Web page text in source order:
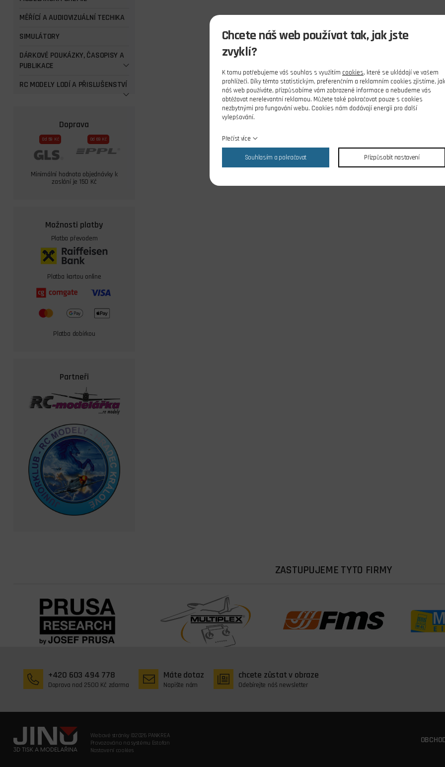
MĚŘÍCÍ A AUDIOVIZUÁLNÍ TECHIKA
SIMULÁTORY
DÁRKOVÉ POUKÁZKY, ČASOPISY A
PUBLIKACE
RC MODELY LODÍ A PŘISLUŠENSTVÍ
Doprava
Od 59 Kč Od 69 Kč
Minimální hodnota objednávky k
zaslání je 150 Kč
Možnosti platby
Platba převodem
Platba kartou online
Platba dobírkou
Partneři
ZASTUPUJEME TYTO FIRMY
+420 603 494 778
Doprava nad 2500 Kč zdarma
Máte dotaz
Napište nám
chcete zůstat v obraze
Odebírejte náš newsletter
Webové stránky ©2026 PANKREA
Provozováno na systému Estofan
Nastavení cookies
Chcete náš web používat tak, jak jste
zvyklí?
K tomu potřebujeme váš souhlas s využitím cookies, které se ukládají ve vašem
prohlížeči. Díky těmto statistickým, preferenčním a reklamním cookies zjistíme, jak
náš web používáte, přizpůsobíme vám zobrazené informace a nebudeme vás
obtěžovat nerelevantní reklamou. Můžete také pokračovat pouze s cookies
nezbytnými pro fungování webu. Cookies nám dodávají energii pro další
vylepšování.
Přečíst více
Souhlasím a pokračovat Přizpůsobit nastavení